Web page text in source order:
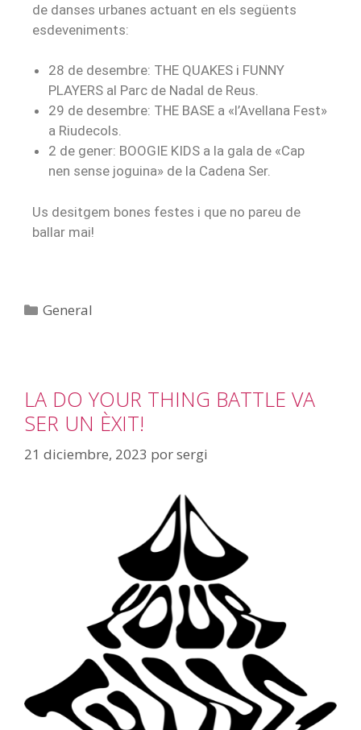
de danses urbanes actuant en els següents
esdeveniments:
28 de desembre: THE QUAKES i FUNNY
PLAYERS al Parc de Nadal de Reus.
29 de desembre: THE BASE a «l’Avellana Fest»
a Riudecols.
2 de gener: BOOGIE KIDS a la gala de «Cap
nen sense joguina» de la Cadena Ser.
Us desitgem bones festes i que no pareu de
ballar mai!
General
LA DO YOUR THING BATTLE VA
SER UN ÈXIT!
21 diciembre, 2023 porsergi